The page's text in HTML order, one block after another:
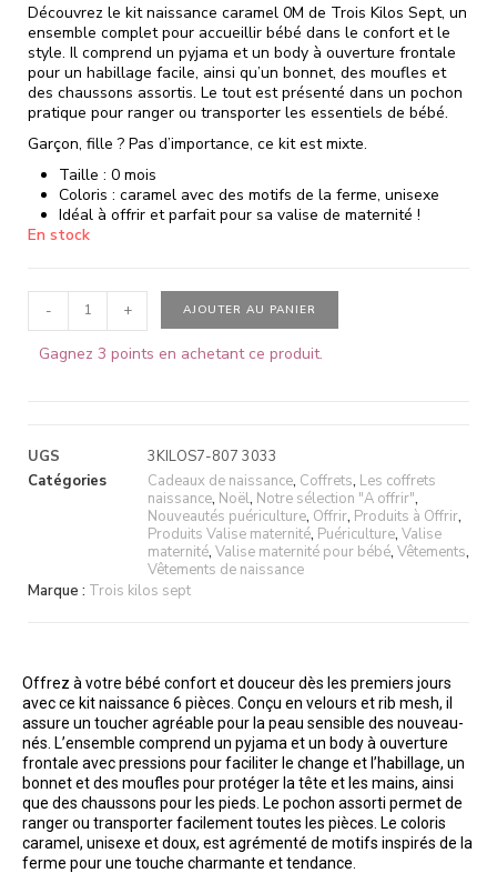
Découvrez le kit naissance caramel 0M de Trois Kilos Sept, un
ensemble complet pour accueillir bébé dans le confort et le
style. Il comprend un pyjama et un body à ouverture frontale
pour un habillage facile, ainsi qu’un bonnet, des moufles et
des chaussons assortis. Le tout est présenté dans un pochon
pratique pour ranger ou transporter les essentiels de bébé.
Garçon, fille ? Pas d’importance, ce kit est mixte.
Taille : 0 mois
Coloris : caramel avec des motifs de la ferme, unisexe
Idéal à offrir et parfait pour sa valise de maternité !
En stock
- + AJOUTER AU PANIER
Gagnez 3 points en achetant ce produit.
UGS
3KILOS7-807 3033
Catégories
Cadeaux de naissance, Coffrets, Les coffrets
naissance, Noël, Notre sélection "A offrir",
Nouveautés puériculture, Offrir, Produits à Offrir,
Produits Valise maternité, Puériculture, Valise
maternité, Valise maternité pour bébé, Vêtements,
Vêtements de naissance
Marque : Trois kilos sept
Offrez à votre bébé confort et douceur dès les premiers jours
avec ce kit naissance 6 pièces. Conçu en velours et rib mesh, il
assure un toucher agréable pour la peau sensible des nouveau-
nés. L’ensemble comprend un pyjama et un body à ouverture
frontale avec pressions pour faciliter le change et l’habillage, un
bonnet et des moufles pour protéger la tête et les mains, ainsi
que des chaussons pour les pieds. Le pochon assorti permet de
ranger ou transporter facilement toutes les pièces. Le coloris
caramel, unisexe et doux, est agrémenté de motifs inspirés de la
ferme pour une touche charmante et tendance.